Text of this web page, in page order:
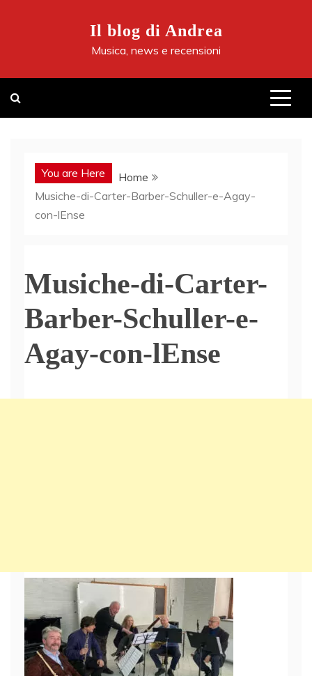
Il blog di Andrea
Musica, news e recensioni
You are Here
Home
Musiche-di-Carter-Barber-Schuller-e-Agay-
con-lEnse
Musiche-di-Carter-
Barber-Schuller-e-
Agay-con-lEnse